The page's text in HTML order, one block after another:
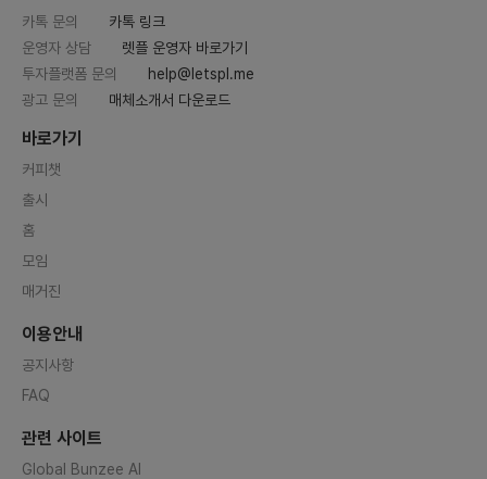
카톡 문의
카톡 링크
운영자 상담
렛플 운영자 바로가기
투자플랫폼 문의
help@letspl.me
광고 문의
매체소개서 다운로드
바로가기
커피챗
출시
홈
모임
매거진
이용안내
공지사항
FAQ
관련 사이트
Global Bunzee AI